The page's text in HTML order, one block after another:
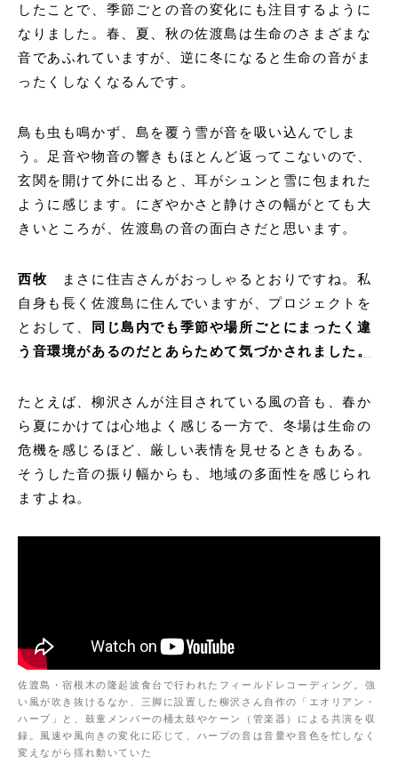
したことで、季節ごとの音の変化にも注目するように
なりました。春、夏、秋の佐渡島は生命のさまざまな
音であふれていますが、逆に冬になると生命の音がま
ったくしなくなるんです。
鳥も虫も鳴かず、島を覆う雪が音を吸い込んでしま
う。足音や物音の響きもほとんど返ってこないので、
玄関を開けて外に出ると、耳がシュンと雪に包まれた
ように感じます。にぎやかさと静けさの幅がとても大
きいところが、佐渡島の音の面白さだと思います。
西牧
まさに住吉さんがおっしゃるとおりですね。私
自身も長く佐渡島に住んでいますが、プロジェクトを
とおして、
同じ島内でも季節や場所ごとにまったく違
う音環境があるのだとあらためて気づかされました。
たとえば、柳沢さんが注目されている風の音も、春か
ら夏にかけては心地よく感じる一方で、冬場は生命の
危機を感じるほど、厳しい表情を見せるときもある。
そうした音の振り幅からも、地域の多面性を感じられ
ますよね。
佐渡島・宿根木の隆起波食台で行われたフィールドレコーディング。強
い風が吹き抜けるなか、三脚に設置した柳沢さん自作の「エオリアン・
ハープ」と、鼓童メンバーの桶太鼓やケーン（管楽器）による共演を収
録。風速や風向きの変化に応じて、ハープの音は音量や音色を忙しなく
変えながら揺れ動いていた